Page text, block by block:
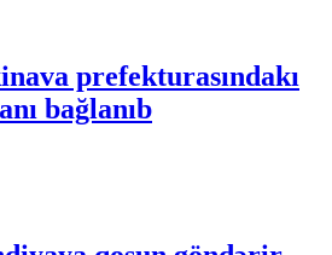
prefekturasındakı
bağlanıb